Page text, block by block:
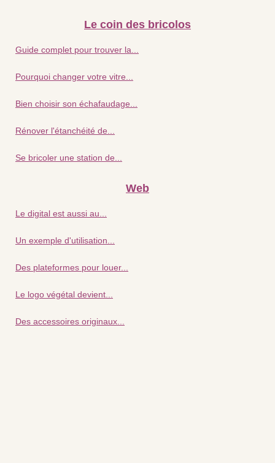
Le coin des bricolos
Guide complet pour trouver la...
Pourquoi changer votre vitre...
Bien choisir son échafaudage...
Rénover l'étanchéité de...
Se bricoler une station de...
Web
Le digital est aussi au...
Un exemple d'utilisation...
Des plateformes pour louer...
Le logo végétal devient...
Des accessoires originaux...